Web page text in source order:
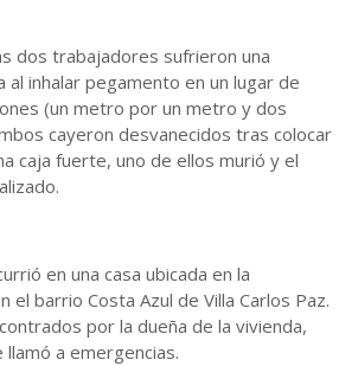
dos trabajadores sufrieron una
al inhalar pegamento en un lugar de
(un metro por un metro y dos
cayeron desvanecidos tras colocar
caja fuerte, uno de ellos murió y el
en una casa ubicada en la
el barrio Costa Azul de Villa Carlos Paz.
por la dueña de la vivienda,
a emergencias.